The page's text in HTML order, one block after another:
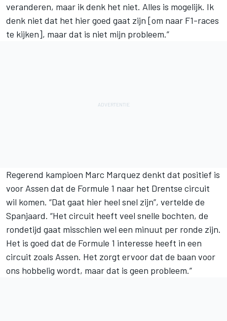
veranderen, maar ik denk het niet. Alles is mogelijk. Ik
denk niet dat het hier goed gaat zijn [om naar F1-races
te kijken], maar dat is niet mijn probleem.”
Regerend kampioen Marc Marquez denkt dat positief is
voor Assen dat de Formule 1 naar het Drentse circuit
wil komen. “Dat gaat hier heel snel zijn”, vertelde de
Spanjaard. “Het circuit heeft veel snelle bochten, de
rondetijd gaat misschien wel een minuut per ronde zijn.
Het is goed dat de Formule 1 interesse heeft in een
circuit zoals Assen. Het zorgt ervoor dat de baan voor
ons hobbelig wordt, maar dat is geen probleem.”